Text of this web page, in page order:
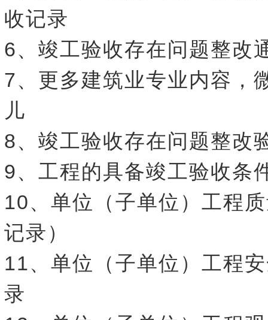
收记录
6、竣工验收存在问题整改
7、更多建筑业专业内容，
儿
8、竣工验收存在问题整改
9、工程的具备竣工验收条
10、单位（子单位）工程
记录）
11、单位（子单位）工程
录